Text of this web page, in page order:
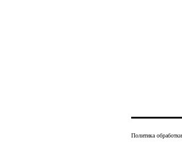
Политика